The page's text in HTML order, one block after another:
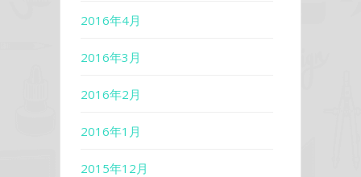
2016年4月
2016年3月
2016年2月
2016年1月
2015年12月